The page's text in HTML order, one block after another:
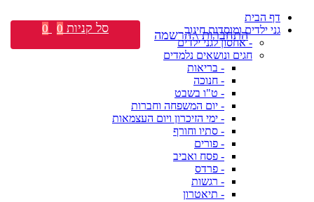
דף הבית
גני ילדים ומוסדות חינוך
- אחסון לגני ילדים
חגים ונושאים נלמדים
- בריאות
- חנוכה
- ט"ו בשבט
- יום המשפחה וחברות
- ימי הזיכרון ויום העצמאות
- סתיו וחורף
- פורים
- פסח ואביב
- פרדס
- רגשות
- תיאטרון
התחברות \ הרשמה סל קניות 0
0